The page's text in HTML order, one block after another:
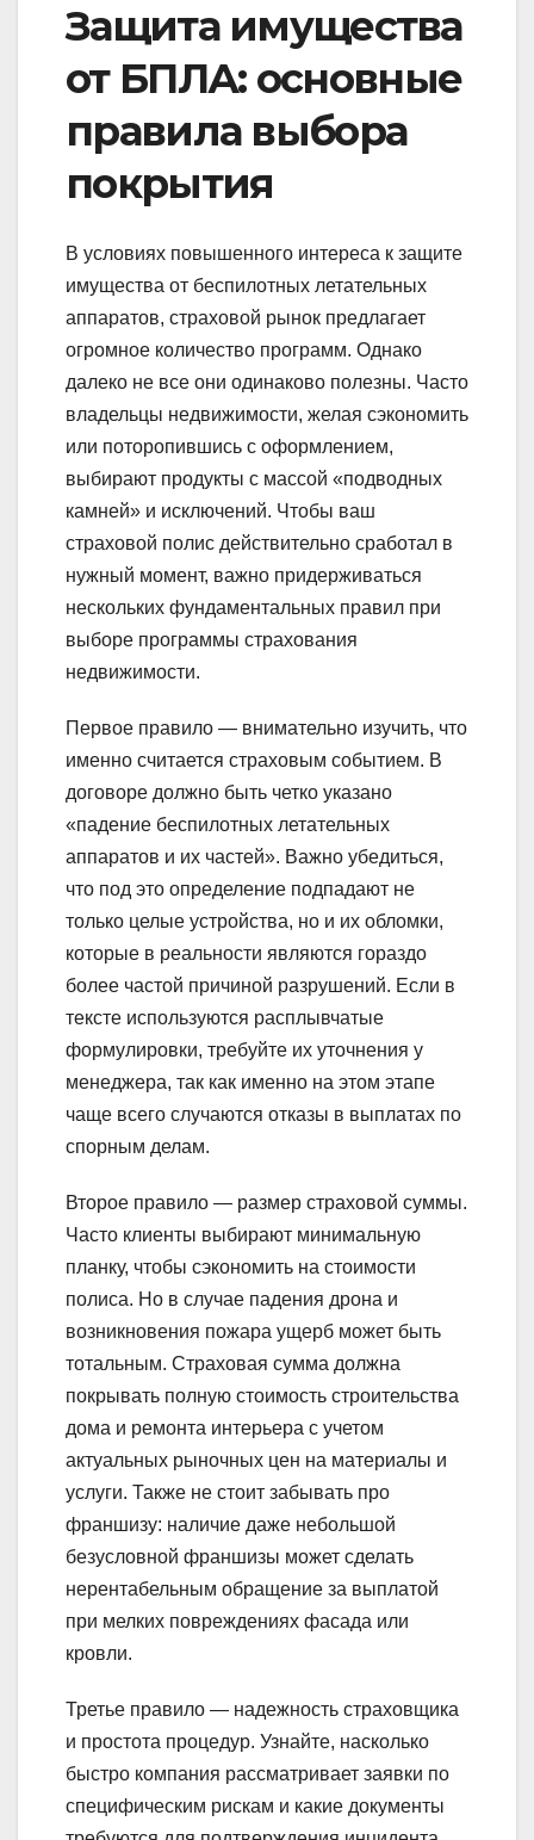
Защита имущества
от БПЛА: основные
правила выбора
покрытия
В условиях повышенного интереса к защите
имущества от беспилотных летательных
аппаратов, страховой рынок предлагает
огромное количество программ. Однако
далеко не все они одинаково полезны. Часто
владельцы недвижимости, желая сэкономить
или поторопившись с оформлением,
выбирают продукты с массой «подводных
камней» и исключений. Чтобы ваш
страховой полис действительно сработал в
нужный момент, важно придерживаться
нескольких фундаментальных правил при
выборе программы страхования
недвижимости.
Первое правило — внимательно изучить, что
именно считается страховым событием. В
договоре должно быть четко указано
«падение беспилотных летательных
аппаратов и их частей». Важно убедиться,
что под это определение подпадают не
только целые устройства, но и их обломки,
которые в реальности являются гораздо
более частой причиной разрушений. Если в
тексте используются расплывчатые
формулировки, требуйте их уточнения у
менеджера, так как именно на этом этапе
чаще всего случаются отказы в выплатах по
спорным делам.
Второе правило — размер страховой суммы.
Часто клиенты выбирают минимальную
планку, чтобы сэкономить на стоимости
полиса. Но в случае падения дрона и
возникновения пожара ущерб может быть
тотальным. Страховая сумма должна
покрывать полную стоимость строительства
дома и ремонта интерьера с учетом
актуальных рыночных цен на материалы и
услуги. Также не стоит забывать про
франшизу: наличие даже небольшой
безусловной франшизы может сделать
нерентабельным обращение за выплатой
при мелких повреждениях фасада или
кровли.
Третье правило — надежность страховщика
и простота процедур. Узнайте, насколько
быстро компания рассматривает заявки по
специфическим рискам и какие документы